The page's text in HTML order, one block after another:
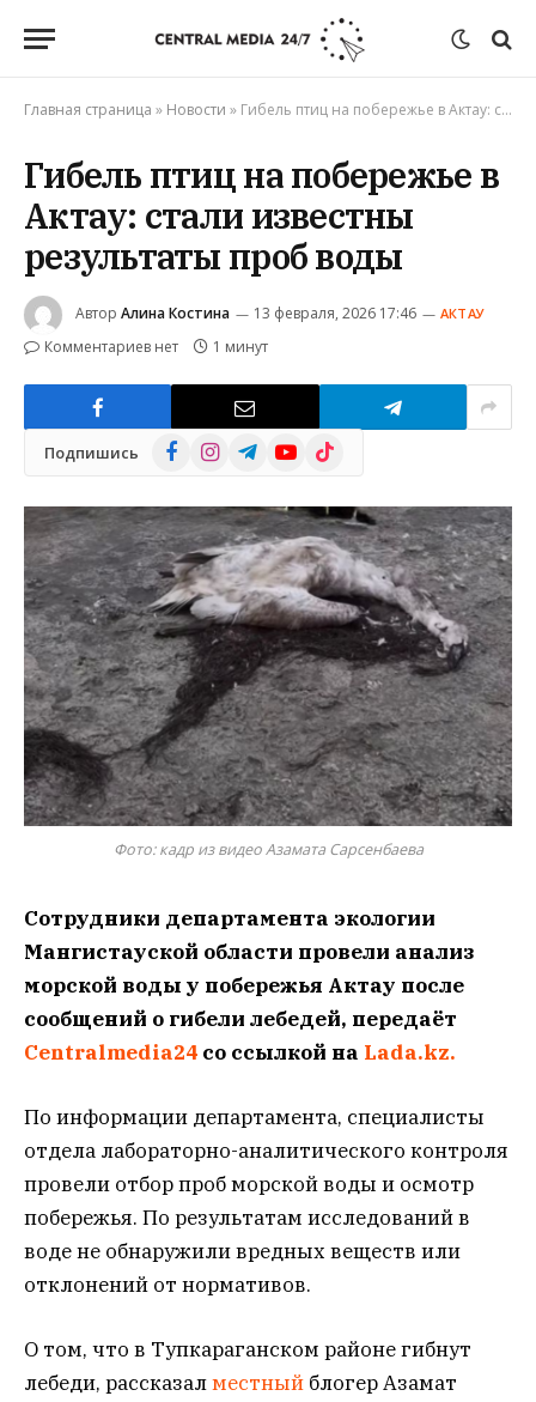
Главная страница » Новости » Гибель птиц на побережье в Актау: стали известны результаты проб воды
Гибель птиц на побережье в
Актау: стали известны
результаты проб воды
Автор Алина Костина 13 февраля, 2026 17:46 АКТАУ
Комментариев нет 1 минут
Подпишись FacebookInstagramTelegramYouTube
TikTok
Фото: кадр из видео Азамата Сарсенбаева
Сотрудники департамента экологии
Мангистауской области провели анализ
морской воды у побережья Актау после
сообщений о гибели лебедей, передаёт
Centralmedia24 со ссылкой на Lada.kz.
По информации департамента, специалисты
отдела лабораторно-аналитического контроля
провели отбор проб морской воды и осмотр
побережья. По результатам исследований в
воде не обнаружили вредных веществ или
отклонений от нормативов.
О том, что в Тупкараганском районе гибнут
лебеди, рассказалместный блогер Азамат